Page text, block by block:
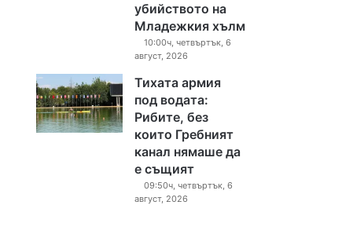
убийството на
Младежкия хълм
10:00ч, четвъртък, 6
август, 2026
Тихата армия
под водата:
Рибите, без
които Гребният
канал нямаше да
е същият
09:50ч, четвъртък, 6
август, 2026